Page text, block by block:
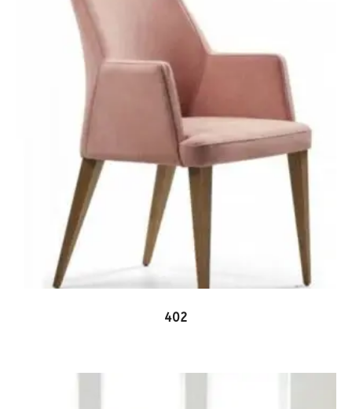
ΔΕΙΤΕ ΤΟ ΠΡΟΪΟΝ
402